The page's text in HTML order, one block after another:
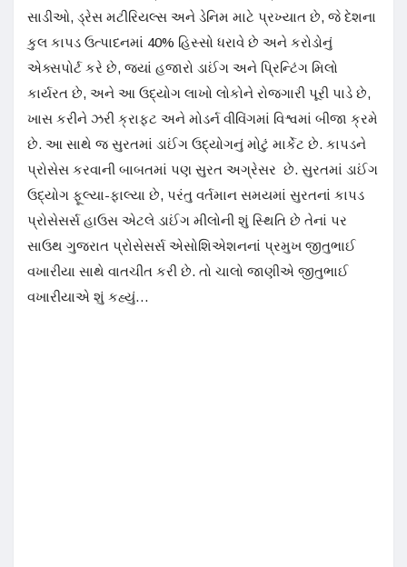
સાડીઓ, ડ્રેસ મટીરિયલ્સ અને ડેનિમ માટે પ્રખ્યાત છે, જે દેશના
કુલ કાપડ ઉત્પાદનમાં 40% હિસ્સો ધરાવે છે અને કરોડોનું
એક્સપોર્ટ કરે છે, જ્યાં હજારો ડાઈંગ અને પ્રિન્ટિંગ મિલો
કાર્યરત છે, અને આ ઉદ્યોગ લાખો લોકોને રોજગારી પૂરી પાડે છે,
ખાસ કરીને ઝરી ક્રાફ્ટ અને મોડર્ન વીવિંગમાં વિશ્વમાં બીજા ક્રમે
છે. આ સાથે જ સુરતમાં ડાઈંગ ઉદ્યોગનું મોટું માર્કેટ છે. કાપડને
પ્રોસેસ કરવાની બાબતમાં પણ સુરત અગ્રેસર છે. સુરતમાં ડાઈંગ
ઉદ્યોગ ફૂલ્યા-ફાલ્યા છે, પરંતુ વર્તમાન સમયમાં સુરતનાં કાપડ
પ્રોસેસર્સ હાઉસ એટલે ડાઈંગ મીલોની શું સ્થિતિ છે તેનાં પર
સાઉથ ગુજરાત પ્રોસેસર્સ એસોશિએશનનાં પ્રમુખ જીતુભાઈ
વખારીયા સાથે વાતચીત કરી છે. તો ચાલો જાણીએ જીતુભાઈ
વખારીયાએ શું કહ્યું…